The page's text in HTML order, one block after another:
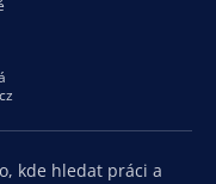
kde hledat práci a